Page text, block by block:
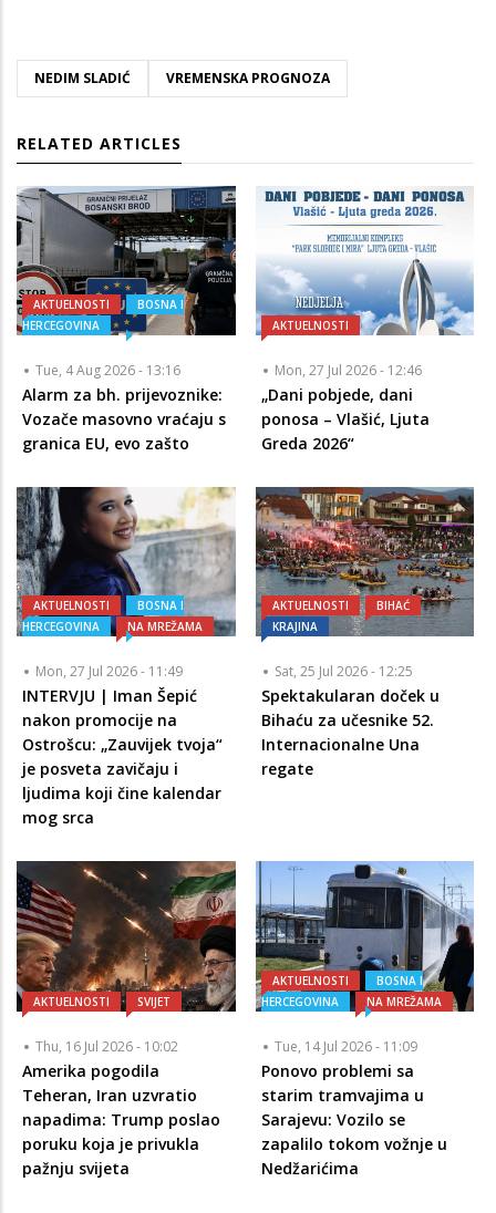
NEDIM SLADIĆ VREMENSKA PROGNOZA
RELATED ARTICLES
AKTUELNOSTI
BOSNA I
HERCEGOVINA
Tue, 4 Aug 2026 - 13:16
Alarm za bh. prijevoznike:
Vozače masovno vraćaju s
granica EU, evo zašto
AKTUELNOSTI
Mon, 27 Jul 2026 - 12:46
„Dani pobjede, dani
ponosa – Vlašić, Ljuta
Greda 2026“
AKTUELNOSTI
BOSNA I
HERCEGOVINA
NA MREŽAMA
Mon, 27 Jul 2026 - 11:49
INTERVJU | Iman Šepić
nakon promocije na
Ostrošcu: „Zauvijek tvoja“
je posveta zavičaju i
ljudima koji čine kalendar
mog srca
AKTUELNOSTI
BIHAĆ
KRAJINA
Sat, 25 Jul 2026 - 12:25
Spektakularan doček u
Bihaću za učesnike 52.
Internacionalne Una
regate
AKTUELNOSTI SVIJET
Thu, 16 Jul 2026 - 10:02
Amerika pogodila
Teheran, Iran uzvratio
napadima: Trump poslao
poruku koja je privukla
pažnju svijeta
AKTUELNOSTI
BOSNA I
HERCEGOVINA
NA MREŽAMA
Tue, 14 Jul 2026 - 11:09
Ponovo problemi sa
starim tramvajima u
Sarajevu: Vozilo se
zapalilo tokom vožnje u
Nedžarićima